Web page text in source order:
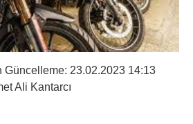
Güncelleme: 23.02.2023 14:13
Ali Kantarcı